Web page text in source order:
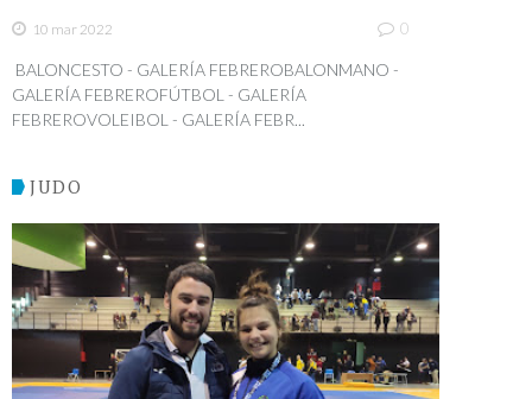
10 mar 2022 0
BALONCESTO - GALERÍA FEBREROBALONMANO -
GALERÍA FEBREROFÚTBOL - GALERÍA
FEBREROVOLEIBOL - GALERÍA FEBR...
JUDO